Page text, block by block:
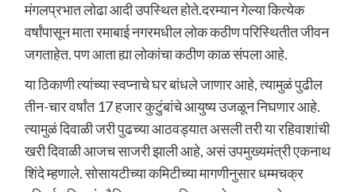
मंगलप्रभात लोढा आदी उपस्थित होते.दरम्यान गेल्या कित्येक
वर्षांपासून माता रमाबाई नगरमधील लोक कठीण परिस्थितीत जीवन
जगताहेत. पण आता ह्या लोकांचा कठीण काळ संपला आहे.
या ठिकाणी त्यांच्या स्वप्नाचे घर बांधले जाणार आहे, त्यामुळं पुढील
तीन-चार वर्षांत 17 हजार कुटुंबांचे आयुष्य उजळून निघणार आहे.
त्यामुळं दिवाळी जरी पुढच्या आठवड्यात असली तरी या रहिवाशांची
खरी दिवाळी आजच साजरी झाली आहे, असं उपमुख्यमंत्री एकनाथ
शिंदे म्हणाले. सोसायटीच्या कमिटीच्या मागणीनुसार धम्मचक्र